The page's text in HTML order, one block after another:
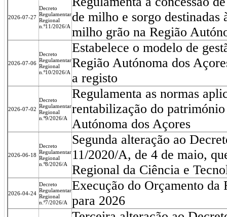
2026-07-27
Decreto
Regulamentar
Regional
n.º11/2026/A
de milho e sorgo
milho grão na Região
2026-07-06
Decreto
Regulamentar
Regional
n.º10/2026/A
Estabelece o modelo de
Região Autónoma dos
a registo
2026-07-02
Decreto
Regulamentar
Regional
n.º9/2026/A
Regulamenta as normas
rentabilização do
Autónoma dos Açores
2026-06-18
Decreto
Regulamentar
Regional
n.º8/2026/A
Segunda alteração ao
11/2020/A, de 4 de maio,
Regional da Ciência e
2026-04-24
Decreto
Regulamentar
Regional
n.º7/2026/A
Execução do Orçamento da
para 2026